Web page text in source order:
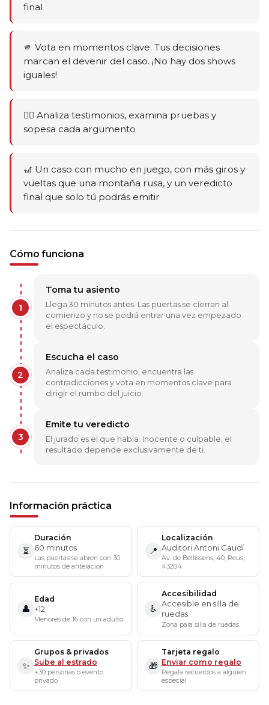
final
🫵 Vota en momentos clave. Tus decisiones
marcan el devenir del caso. ¡No hay dos shows
iguales!
🕵️‍♂️ Analiza testimonios, examina pruebas y
sopesa cada argumento
🎢 Un caso con mucho en juego, con más giros y
vueltas que una montaña rusa, y un veredicto
final que solo tú podrás emitir
Cómo funciona
1
Toma tu asiento
Llega 30 minutos antes. Las puertas se cierran al
comienzo y no se podrá entrar una vez empezado
el espectáculo.
2
Escucha el caso
Analiza cada testimonio, encuentra las
contradicciones y vota en momentos clave para
dirigir el rumbo del juicio.
3
Emite tu veredicto
El jurado es el que habla. Inocente o culpable, el
resultado depende exclusivamente de ti.
Información práctica
⏳
Duración
60 minutos
Las puertas se abren con 30
minutos de antelación
📍
Localización
Auditori Antoni Gaudí
Av. de Bellissens, 40, Reus,
43204
👤
Edad
+12
Menores de 16 con un adulto
♿
Accesibilidad
Accesible en silla de
ruedas
Zona para silla de ruedas
✨
Grupos & privados
Sube al estrado
+30 personas o evento
privado
🎁
Tarjeta regalo
Enviar como regalo
Regala recuerdos a alguien
especial